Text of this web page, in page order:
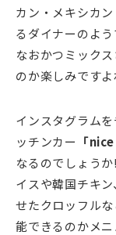
カン・メキシカ
るダイナーのよ
なおかつミック
のか楽しみです
インスタグラム
ッチンカー 「
なるのでしょう
イスや韓国チキ
せたクロッフル
能できるのかメ